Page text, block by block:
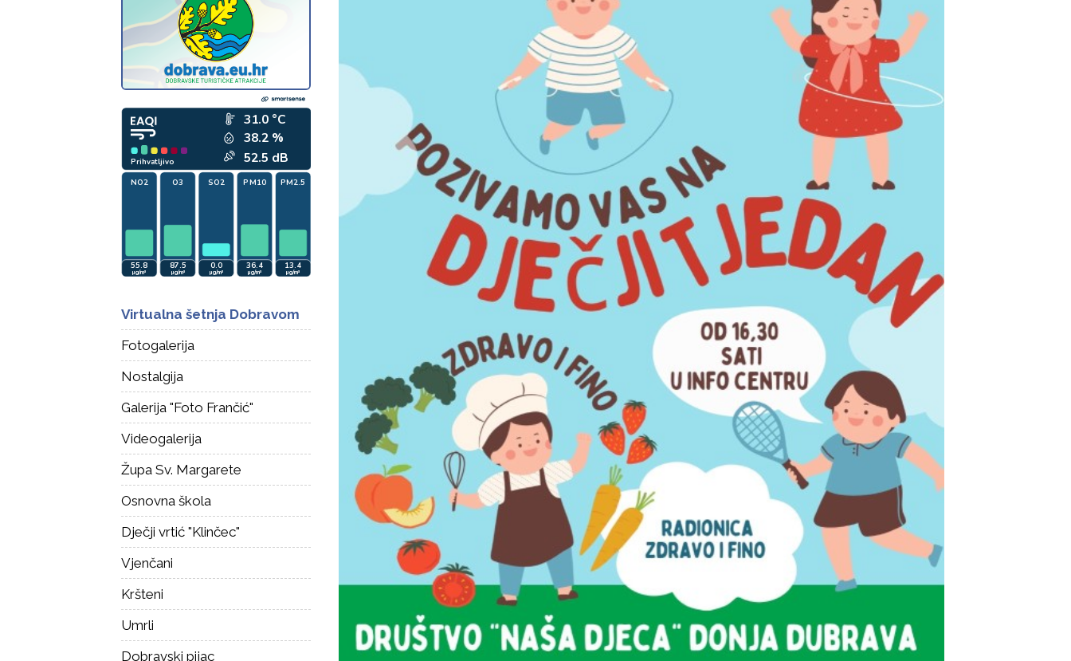
Virtualna šetnja Dobravom
Fotogalerija
Nostalgija
Galerija "Foto Frančić"
Videogalerija
Župa Sv. Margarete
Osnovna škola
Dječji vrtić "Klinčec"
Vjenčani
Kršteni
Umrli
Dobravski pijac